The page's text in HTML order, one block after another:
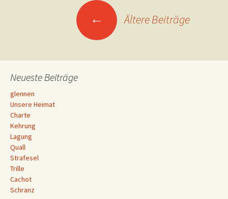
Beitragsnavigation
← Ältere Beiträge
Neueste Beiträge
glennen
Unsere Heimat
Charte
Kehrung
Lagung
Quall
Strafesel
Trille
Cachot
Schranz